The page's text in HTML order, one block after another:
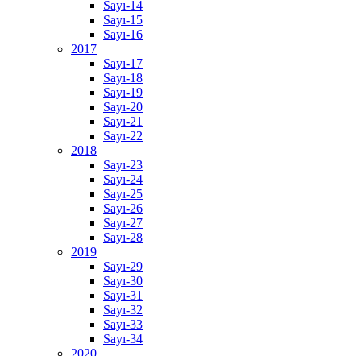
Sayı-14
Sayı-15
Sayı-16
2017
Sayı-17
Sayı-18
Sayı-19
Sayı-20
Sayı-21
Sayı-22
2018
Sayı-23
Sayı-24
Sayı-25
Sayı-26
Sayı-27
Sayı-28
2019
Sayı-29
Sayı-30
Sayı-31
Sayı-32
Sayı-33
Sayı-34
2020